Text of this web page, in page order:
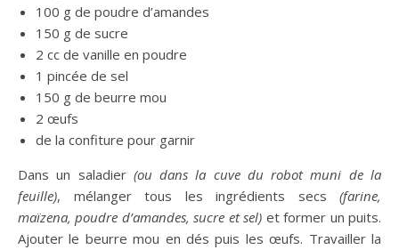
100 g de poudre d’amandes
150 g de sucre
2 cc de vanille en poudre
1 pincée de sel
150 g de beurre mou
2 œufs
de la confiture pour garnir
Dans un saladier (ou dans la cuve du robot muni de la
feuille), mélanger tous les ingrédients secs (farine,
maïzena, poudre d’amandes, sucre et sel) et former un puits.
Ajouter le beurre mou en dés puis les œufs. Travailler la